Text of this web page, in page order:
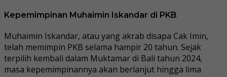
Kepemimpinan Muhaimin Iskandar di PKB
Muhaimin Iskandar, atau yang akrab disapa Cak Imin,
telah memimpin PKB selama hampir 20 tahun. Sejak
terpilih kembali dalam Muktamar di Bali tahun 2024,
masa kepemimpinannya akan berlanjut hingga lima